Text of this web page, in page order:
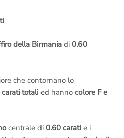
della Birmania di 0.60
che contornano lo
totalied hanno colore F e
centrale di 0.60 carati e i